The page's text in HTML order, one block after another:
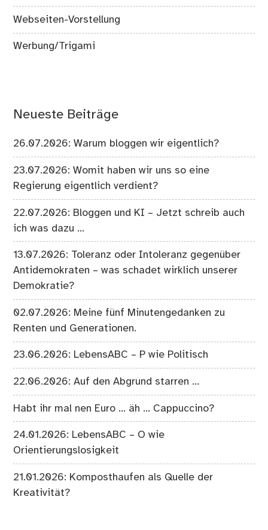
Webseiten-Vorstellung
Werbung/Trigami
Neueste Beiträge
26.07.2026: Warum bloggen wir eigentlich?
23.07.2026: Womit haben wir uns so eine
Regierung eigentlich verdient?
22.07.2026: Bloggen und KI – Jetzt schreib auch
ich was dazu …
13.07.2026: Toleranz oder Intoleranz gegenüber
Antidemokraten – was schadet wirklich unserer
Demokratie?
02.07.2026: Meine fünf Minutengedanken zu
Renten und Generationen.
23.06.2026: LebensABC – P wie Politisch
22.06.2026: Auf den Abgrund starren …
Habt ihr mal nen Euro … äh … Cappuccino?
24.01.2026: LebensABC – O wie
Orientierungslosigkeit
21.01.2026: Komposthaufen als Quelle der
Kreativität?